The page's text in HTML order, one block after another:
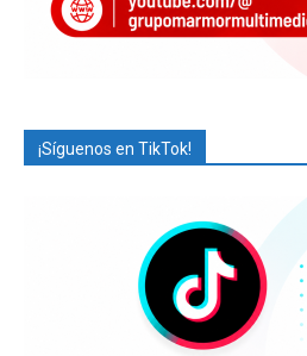
¡Síguenos en TikTok!